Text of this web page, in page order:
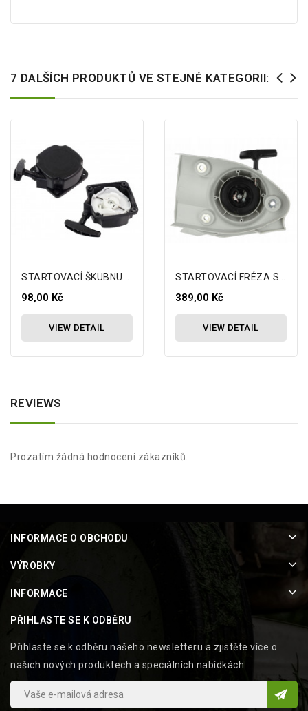
7 DALŠÍCH PRODUKTŮ VE STEJNÉ KATEGORII:
98,00 Kč
VIEW DETAIL
389,00 Kč
VIEW DETAIL
REVIEWS
Prozatím žádná hodnocení zákazníků.
INFORMACE O OBCHODU
VÝROBKY
INFORMACE
PŘIHLASTE SE K ODBĚRU
Přihlaste se k odběru našeho newsletteru a zjistěte více o
našich nových produktech a speciálních nabídkách.